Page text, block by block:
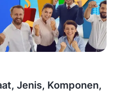
Jenis, Komponen,